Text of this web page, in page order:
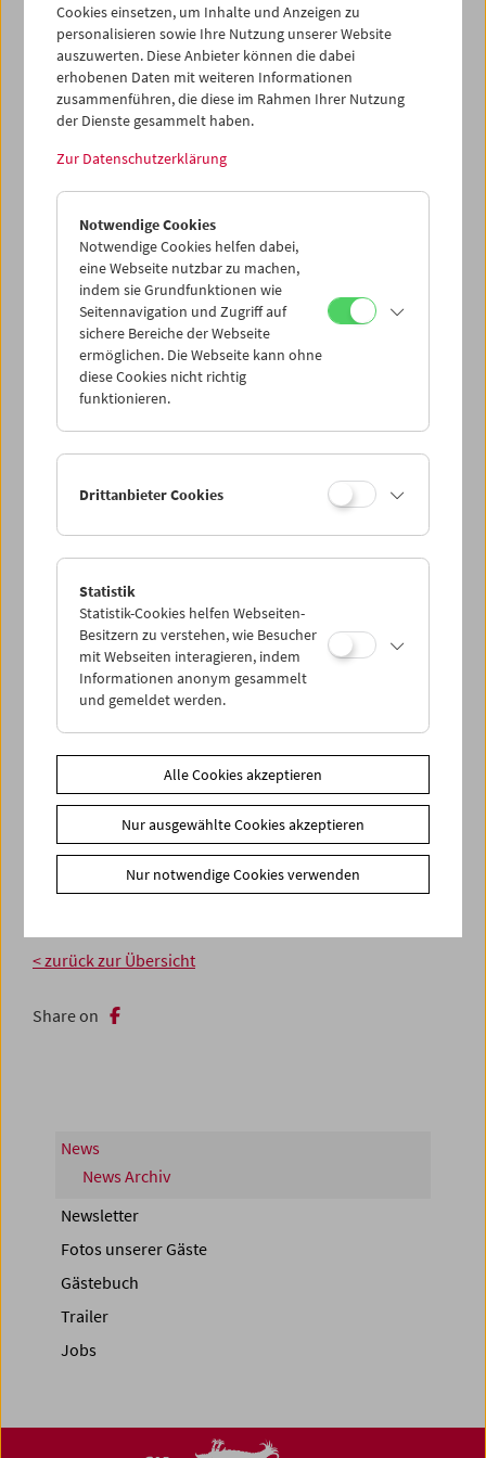
eklektischen Sammlung des Künstlers veranschaulicht.
Kubelka versteht sein fortwährendes Sammeln als
Erweiterung seiner künstlerischen und
kulturtheoretischen Arbeit: als Mittel zur Erforschung der
menschlichen Evolution. Martina Kudláčeks Film über
Kubelka ist ein offenes, detailreich komponiertes
Einsichten in das Phänomen Film gibt
Fragments of Kubelka; Österreich 2012
Ein Dokumentarfilm von Martina Kudláček;
Originalformat: HD-Video, Farbe, 232 min, in englischer
Sprache
< zurück zur Übersicht
Share on
News
News Archiv
Newsletter
Fotos unserer Gäste
Gästebuch
Trailer
Jobs
Cookies einsetzen, um Inhalte und Anzeigen zu
personalisieren sowie Ihre Nutzung unserer Website
auszuwerten. Diese Anbieter können die dabei
erhobenen Daten mit weiteren Informationen
zusammenführen, die diese im Rahmen Ihrer Nutzung
der Dienste gesammelt haben.
Zur Datenschutzerklärung
Notwendige Cookies
Notwendige Cookies helfen dabei,
eine Webseite nutzbar zu machen,
indem sie Grundfunktionen wie
Seitennavigation und Zugriff auf
sichere Bereiche der Webseite
ermöglichen. Die Webseite kann ohne
diese Cookies nicht richtig
funktionieren.
Drittanbieter Cookies
Statistik
Statistik-Cookies helfen Webseiten-
Besitzern zu verstehen, wie Besucher
mit Webseiten interagieren, indem
Informationen anonym gesammelt
und gemeldet werden.
Alle Cookies akzeptieren
Nur ausgewählte Cookies akzeptieren
Nur notwendige Cookies verwenden